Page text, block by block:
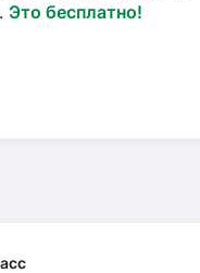
Это бесплатно!